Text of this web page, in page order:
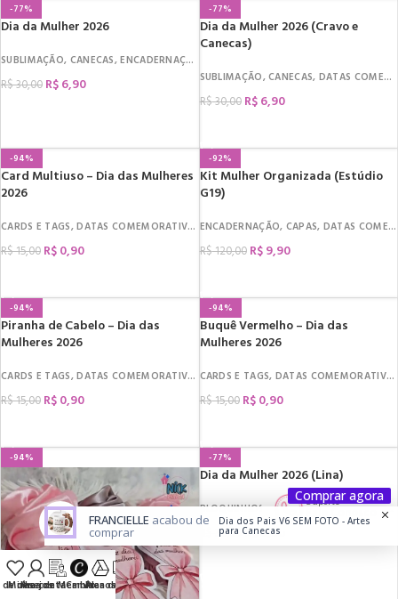
-77%
Dia da Mulher 2026
SUBLIMAÇÃO, CANECAS,ENCADERNAÇÃO
R$30,00 R$6,90
-77%
Dia da Mulher 2026 (Cravo e
Canecas)
SUBLIMAÇÃO,CANECAS, DATAS COMEMORATIVAS
R$30,00 R$6,90
-94%
Card Multiuso – Dia das Mulheres
2026
CARDS E TAGS,DATAS COMEMORATIVAS ,DIA DA MULHER, MIMOS
R$15,00 R$0,90
-92%
Kit Mulher Organizada (Estúdio
G19)
ENCADERNAÇÃO, CAPAS, DATAS COMEMORATIVAS
R$120,00 R$9,90
-94%
Piranha de Cabelo – Dia das
Mulheres 2026
CARDS E TAGS,DATAS COMEMORATIVAS , DIA DA MULHER,MIMOS
R$15,00 R$0,90
-94%
Buquê Vermelho – Dia das
Mulheres 2026
CARDS E TAGS, DATAS COMEMORATIVAS
R$15,00 R$0,90
-94% -77%
Dia da Mulher 2026 (Lina)
BLOQUINHOS,ARQUIVOS DE CORTE,CAIXINHAS
30,00 R$6,90
Suporte
Fale Conosco
desejos
Minha conta
Área de Membro
CanvaPlanos
Área de Membro
FRANCIELLE acabou de
comprar
Dia dos Pais V6 SEM FOTO - Artes
para Canecas
Comprar agora